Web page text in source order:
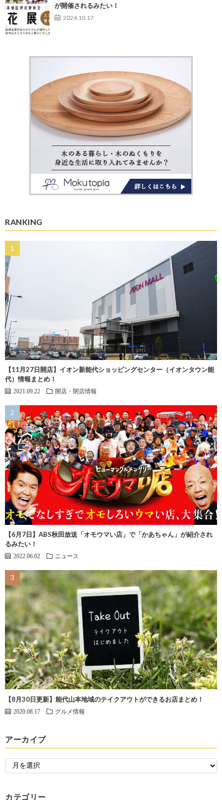
が開催されるみたい！
2024.10.17
RANKING
【11月27日開店】イオン新能代ショッピングセンター（イオンタウン能
代）情報まとめ！
2021.09.22 開店・閉店情報
【6月7日】ABS秋田放送「オモウマい店」で「かあちゃん」が紹介され
るみたい！
2022.06.02 ニュース
【8月30日更新】能代山本地域のテイクアウトができるお店まとめ！
2020.08.17 グルメ情報
アーカイブ
カテゴリー